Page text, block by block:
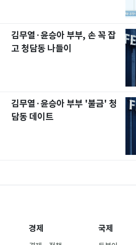
김무열·윤승아 부부, 손 꼭 잡
고 청담동 나들이
김무열·윤승아 부부 '불금' 청
담동 데이트
경제 국제